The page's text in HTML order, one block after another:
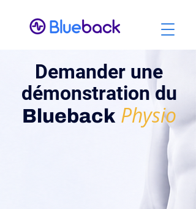
Demander une
démonstration du
Blueback Physio